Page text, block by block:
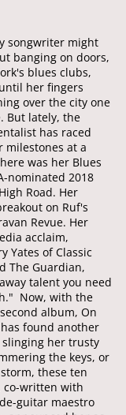
songwriter might
banging on doors,
blues clubs,
her fingers
over the city one
But lately, the
has raced
milestones at a
was her Blues
nominated 2018
Road. Her
on Ruf's
Revue. Her
acclaim,
Yates of Classic
The Guardian,
talent you need
Now, with the
album, On
found another
her trusty
the keys, or
these ten
co-written with
guitar maestro